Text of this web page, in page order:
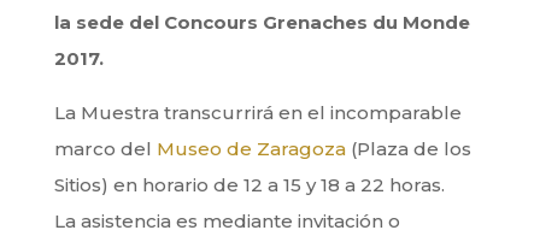
la sede del Concours Grenaches du Monde
2017.
La Muestra transcurrirá en el incomparable
marco del Museo de Zaragoza (Plaza de los
Sitios) en horario de 12 a 15 y 18 a 22 horas.
La asistencia es mediante invitación o